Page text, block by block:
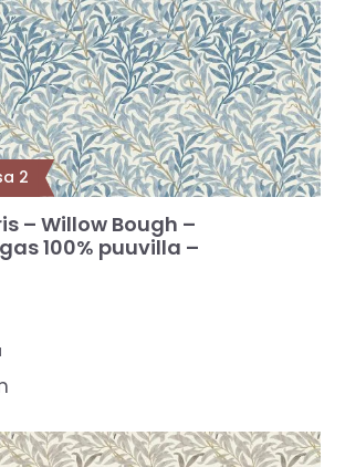
– Willow Bough –
100% puuvilla –
2